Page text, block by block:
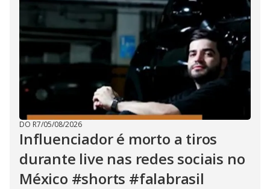
DO R7/05/08/2026
Influenciador é morto a tiros
durante live nas redes sociais no
México #shorts #falabrasil